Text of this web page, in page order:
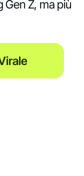
Gen Z, ma più